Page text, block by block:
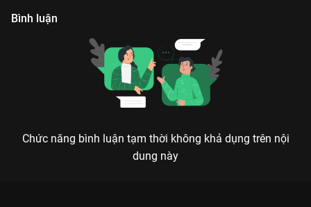
Bình luận
Chức năng bình luận tạm thời không khả dụng trên nội
dung này